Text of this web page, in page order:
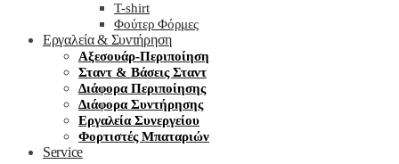
T-shirt
Φούτερ Φόρμες
Εργαλεία & Συντήρηση
Αξεσουάρ-Περιποίηση
Σταντ & Βάσεις Σταντ
Διάφορα Περιποίησης
Διάφορα Συντήρησης
Εργαλεία Συνεργείου
Φορτιστές Μπαταριών
Service